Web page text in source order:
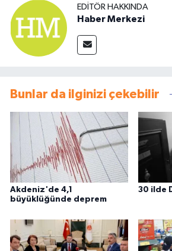
EDITÖR HAKKINDA
Haber Merkezi
Bunlar da ilginizi çekebilir
Akdeniz'de 4,1
büyüklüğünde deprem
30 ilde